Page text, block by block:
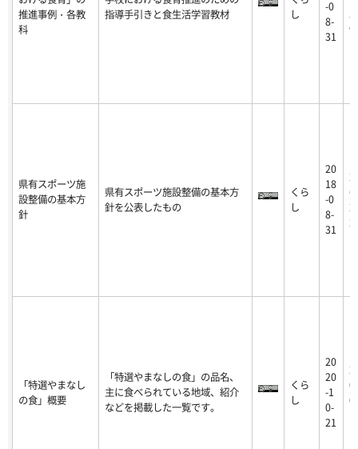
推進事例・各教
科
指導手引きと食生活学習教材
し
-0
8-
31
9
県有スポーツ施
設整備の基本方
針
県有スポーツ施設整備の基本方
針を公表したもの
くら
し
20
18
-0
8-
31
2
「特選やまなし
の食」概要
「特選やまなしの食」の品名、
主に食べられている地域、紹介
などを掲載した一覧です。
くら
し
20
20
-1
0-
21